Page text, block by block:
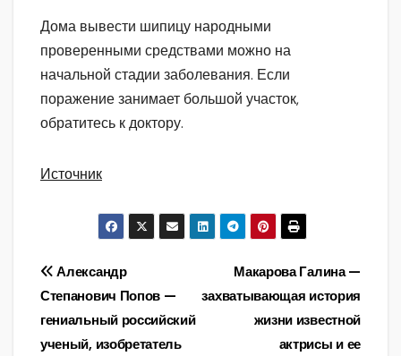
Дома вывести шипицу народными
проверенными средствами можно на
начальной стадии заболевания. Если
поражение занимает большой участок,
обратитесь к доктору.
Источник
Навигация
по
Макарова Галина —
захватывающая история
жизни известной
актрисы и ее
Александр
Степанович Попов —
гениальный российский
ученый, изобретатель